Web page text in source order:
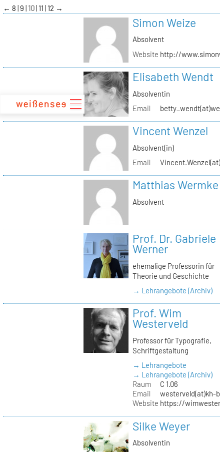
zum
Inhalt
← 8 9 10 11 12 →
Simon Weize
Absolvent
Website http://
Elisabeth Wendt
Absolventin
Email
Vincent Wenzel
Absolvent(in)
Email
Matthias Wermke
Absolvent
Prof. Dr. Gabriele
Werner
ehemalige Professorin für
Theorie und Geschichte
→ Lehrangebote (Archiv)
Prof. Wim
Westerveld
Professor für Typografie,
Schriftgestaltung
→ Lehrangebote
→ Lehrangebote (Archiv)
Raum
C 1.06
Email
westerveld(at)kh-
Website https://
Silke Weyer
Absolventin